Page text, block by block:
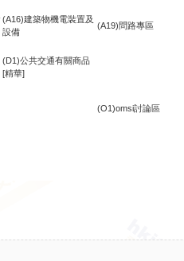
(A16)建築物機電裝置及
設備
(A19)問路專區
(D1)公共交通有關商品
[精華]
(O1)omsi討論區